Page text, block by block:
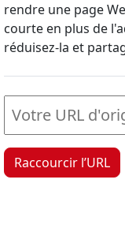
rendre une page
courte en plus de
réduisez-la et
Raccourcir l’URL